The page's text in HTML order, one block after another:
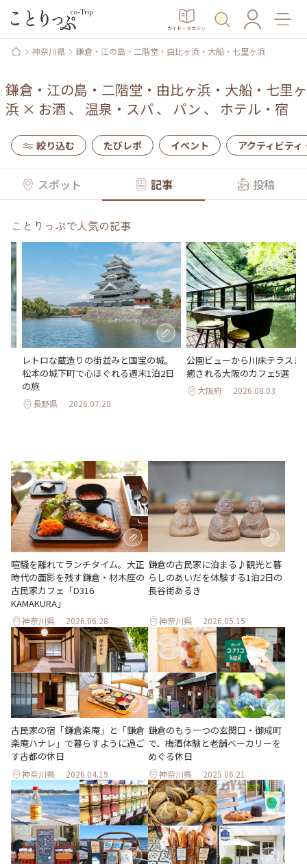
ガイド・マガジン
神奈川県 鎌倉・江の島・二階堂・由比ヶ浜・大船・七里ヶ浜
鎌倉・江の島・二階堂・由比ヶ浜・大船・七里ヶ
浜 × お酒 、 温泉・スパ、 パン 、 ホテル・宿
絞り込む たびレポ イベント アクティビティ
スポット 記事 投稿
ことりっぷで人気の記事
レトロな蔵造りの街並みと国宝の城。
松本の城下町で心ほぐれる週末1泊2日
の旅
長野県 2026.07.28
公園ビューから川床テラスま
癒される大阪のカフェ5選
大阪府 2026.08.03
喧騒を離れてランチタイム。大正
時代の面影を残す鎌倉・材木座の
古民家カフェ「D316
KAMAKURA」
神奈川県 2026.06.28
鎌倉の古民家に泊まる♪観光と暮
らしのあいだを体験する1泊2日の
長谷街あるき
神奈川県 2026.05.15
古民家の宿「鎌倉楽庵」と「鎌倉
楽庵ハナレ」で暮らすように過ご
す古都の休日
神奈川県 2026.04.19
鎌倉のもう一つの玄関口・御成町
で、梅酒体験と老舗ベーカリーを
めぐる休日
神奈川県 2025.06.21